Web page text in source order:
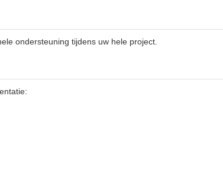
ondersteuning tijdens uw hele project.